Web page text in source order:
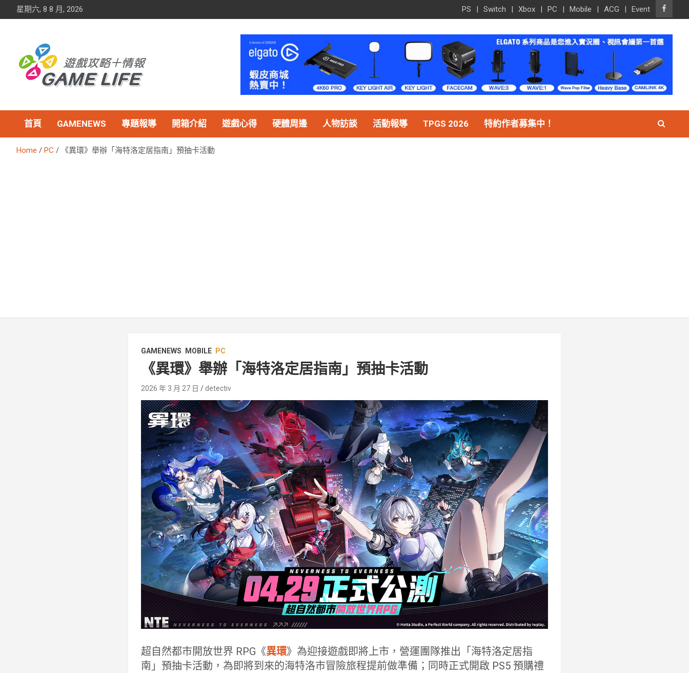
星期六, 8 8 月, 2026 PS Switch Xbox PC Mobile ACG Event
首頁 GAMENEWS 專題報導 開箱介紹 遊戲心得 硬體周邊 人物訪談 活動報導 TPGS 2026 特約作者募集中！
Home PC 《異環》舉辦「海特洛定居指南」預抽卡活動
GAMENEWS MOBILE PC
《異環》舉辦「海特洛定居指南」預抽卡活動
2026 年 3 月 27 日 detectiv
超自然都市開放世界 RPG《異環》為迎接遊戲即將上市，營運團隊推出「海特洛定居指
南」預抽卡活動，為即將到來的海特洛市冒險旅程提前做準備；同時正式開啟 PS5 預購禮